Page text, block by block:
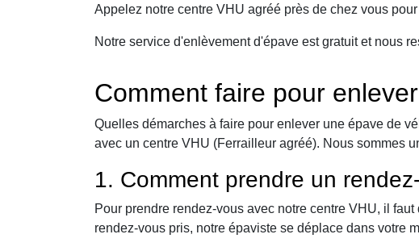
Appelez notre centre VHU agréé près de chez vous
Notre service d'enlèvement d'épave est gratuit et nous
Comment faire pour
Quelles démarches à faire pour enlever une épave de
avec un centre VHU (Ferrailleur agréé). Nous sommes
1. Comment prendre un
Pour prendre rendez-vous avec notre centre VHU, il
rendez-vous pris, notre épaviste se déplace dans votre